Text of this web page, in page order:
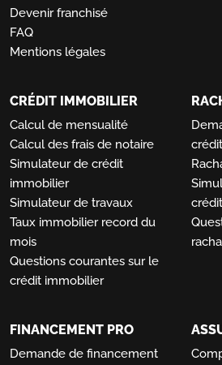
Devenir franchisé
FAQ
Mentions légales
CRÉDIT IMMOBILIER
Calcul de mensualité
Calcul des frais de notaire
Simulateur de crédit
immobilier
Simulateur de travaux
Taux immobilier record du
mois
Questions courantes sur le
crédit immobilier
crédit
crédit
FINANCEMENT PRO
Demande de financement